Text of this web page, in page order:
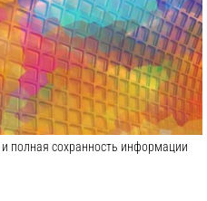
полная сохранность информации